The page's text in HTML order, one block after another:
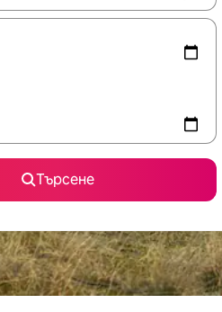
Търсене